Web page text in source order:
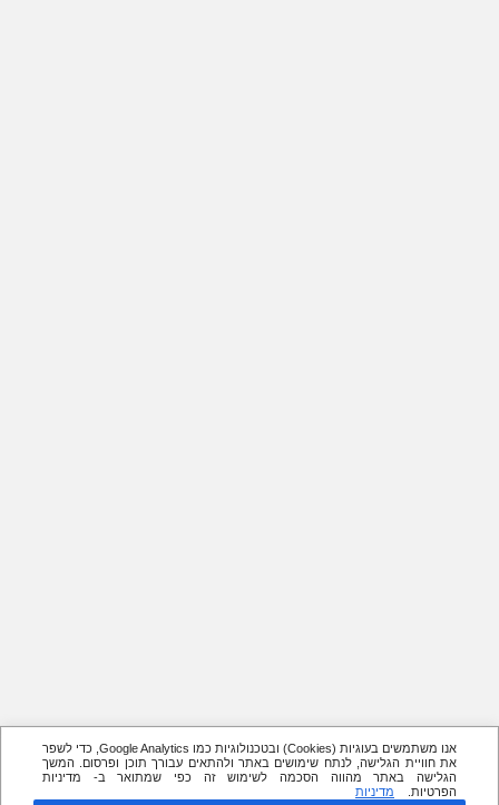
אנו משתמשים בעוגיות (Cookies) ובטכנולוגיות כמו Google Analytics, כדי לשפר
את חוויית הגלישה, לנתח שימושים באתר ולהתאים עבורך תוכן ופרסום. המשך
הגלישה באתר מהווה הסכמה לשימוש זה כפי שמתואר ב- מדיניות
הפרטיות.
מדיניות